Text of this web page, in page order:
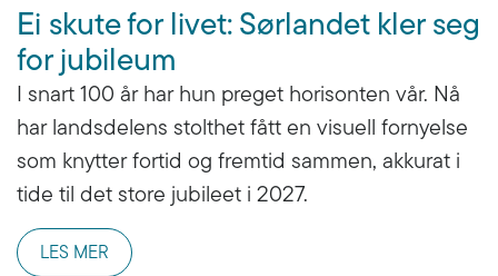
Ei skute for livet: Sørlandet kler seg
for jubileum
I snart 100 år har hun preget horisonten vår. Nå
har landsdelens stolthet fått en visuell fornyelse
som knytter fortid og fremtid sammen, akkurat i
tide til det store jubileet i 2027.
LES MER